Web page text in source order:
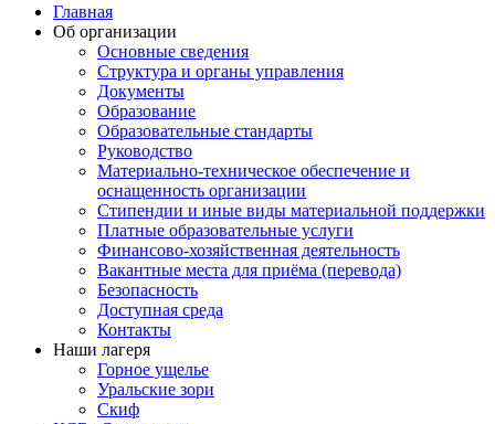
Главная
Об организации
Основные сведения
Структура и органы управления
Документы
Образование
Образовательные стандарты
Руководство
Материально-техническое обеспечение и
оснащенность организации
Стипендии и иные виды материальной поддержки
Платные образовательные услуги
Финансово-хозяйственная деятельность
Вакантные места для приёма (перевода)
Безопасность
Доступная среда
Контакты
Наши лагеря
Горное ущелье
Уральские зори
Скиф